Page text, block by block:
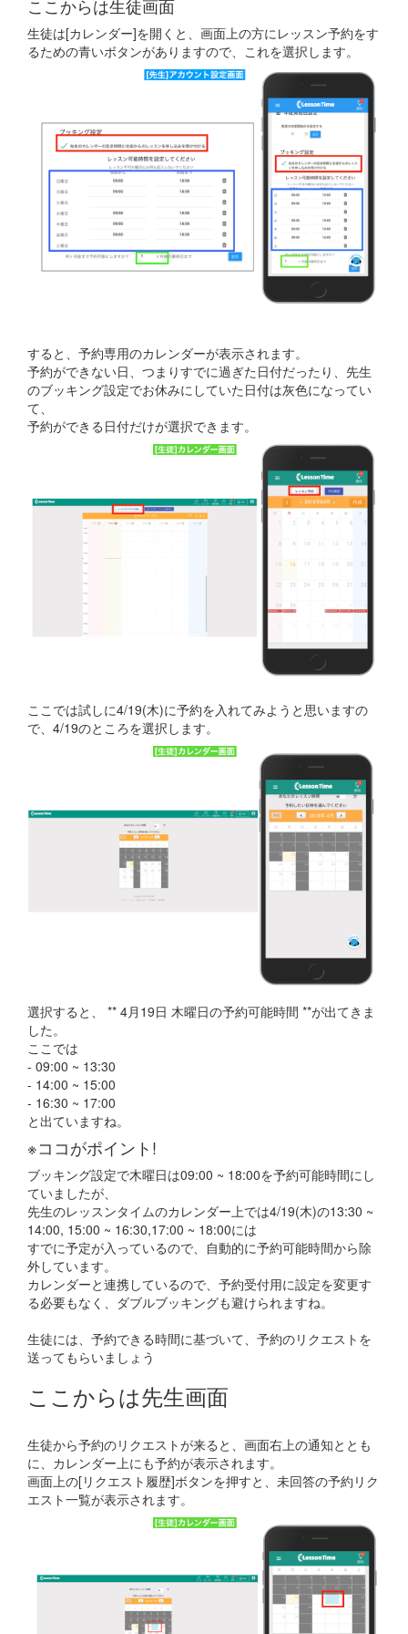
ここからは生徒画面
生徒は[カレンダー]を開くと、画面上の方にレッスン予約をす
るための青いボタンがありますので、これを選択します。
すると、予約専用のカレンダーが表示されます。
予約ができない日、つまりすでに過ぎた日付だったり、先生
のブッキング設定でお休みにしていた日付は灰色になってい
て、
予約ができる日付だけが選択できます。
ここでは試しに4/19(木)に予約を入れてみようと思いますの
で、4/19のところを選択します。
選択すると、 ** 4月19日 木曜日の予約可能時間 **が出てきま
した。
ここでは
- 09:00 ~ 13:30
- 14:00 ~ 15:00
- 16:30 ~ 17:00
と出ていますね。
※ココがポイント!
ブッキング設定で木曜日は09:00 ~ 18:00を予約可能時間にし
ていましたが、
先生のレッスンタイムのカレンダー上では4/19(木)の13:30 ~
14:00, 15:00 ~ 16:30,17:00 ~ 18:00には
すでに予定が入っているので、自動的に予約可能時間から除
外しています。
カレンダーと連携しているので、予約受付用に設定を変更す
る必要もなく、ダブルブッキングも避けられますね。
生徒には、予約できる時間に基づいて、予約のリクエストを
送ってもらいましょう
ここからは先生画面
生徒から予約のリクエストが来ると、画面右上の通知ととも
に、カレンダー上にも予約が表示されます。
画面上の[リクエスト履歴]ボタンを押すと、未回答の予約リク
エスト一覧が表示されます。